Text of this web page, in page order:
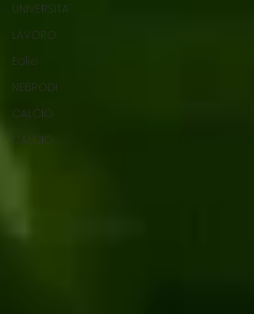
UNIVERSITA'
LAVORO
Eolie
NEBRODI
CALCIO
CALCIO